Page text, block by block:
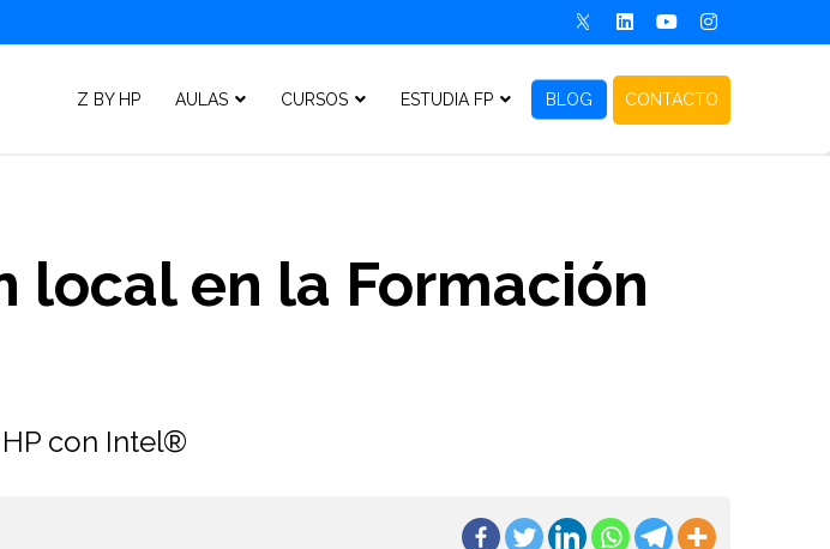
Z BY HP AULAS CURSOS ESTUDIA FP BLOG CONTACTO
local en la Formación
con Intel®